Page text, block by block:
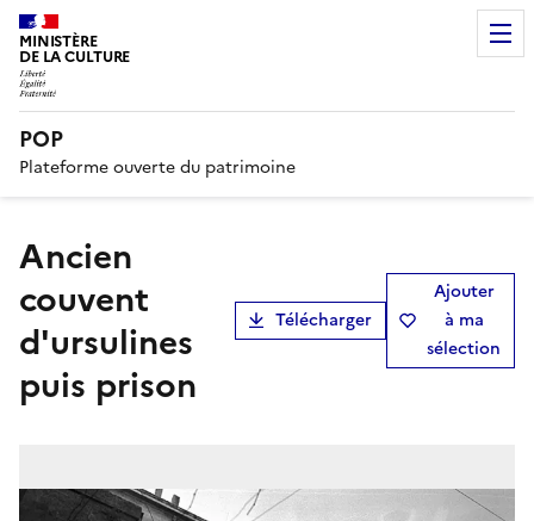
MINISTÈRE
DE LA CULTURE
POP
Plateforme ouverte du patrimoine
ancien
couvent
d'ursulines
puis prison
Télécharger
Ajouter
à ma
sélection